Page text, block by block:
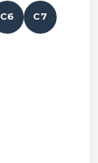
C6 C7